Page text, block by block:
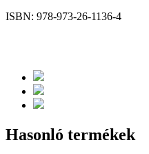
ISBN: 978-973-26-1136-4
Hasonló termékek